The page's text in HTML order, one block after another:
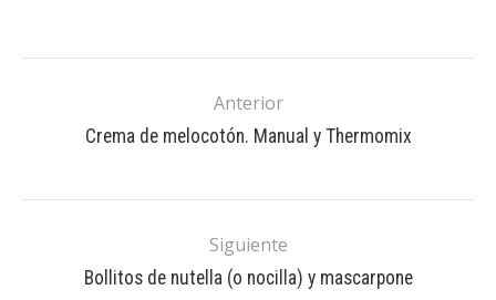
Anterior
Crema de melocotón. Manual y Thermomix
Siguiente
Bollitos de nutella (o nocilla) y mascarpone